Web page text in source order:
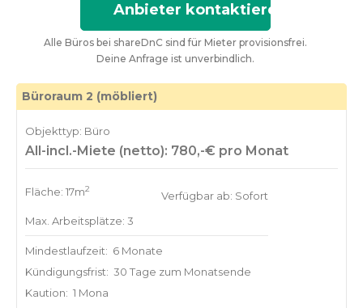
Anbieter kontaktieren
Alle Büros bei shareDnC sind für Mieter provisionsfrei.
Deine Anfrage ist unverbindlich.
Büroraum 2 (möbliert)
Objekttyp: Büro
All-incl.-Miete (netto): 780,-€ pro Monat
Fläche: 17m2
Max. Arbeitsplätze: 3
Verfügbar ab: Sofort
Mindestlaufzeit: 6 Monate
Kündigungsfrist: 30 Tage zum Monatsende
Kaution: 1 Mona